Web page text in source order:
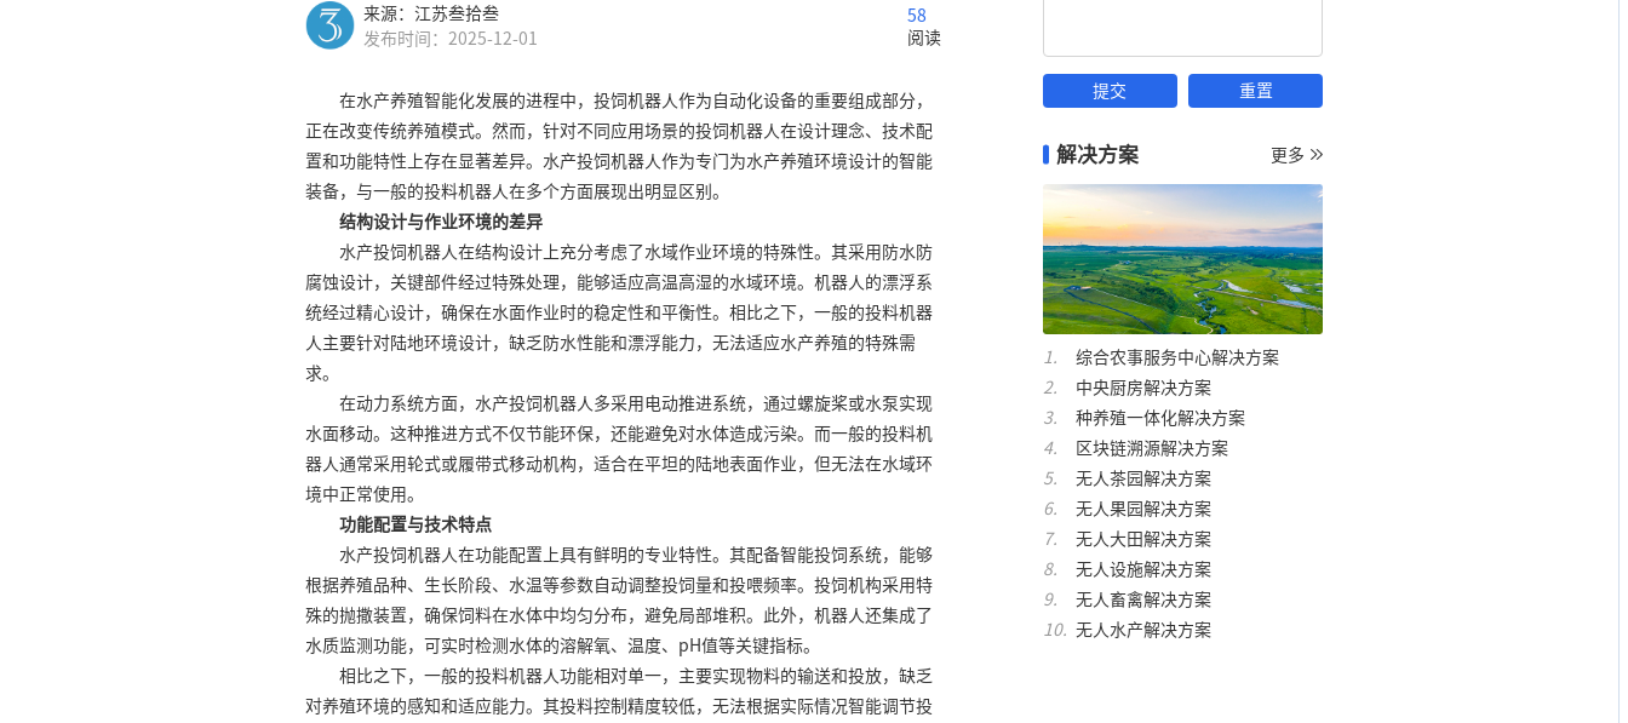
来源：江苏叁拾叁
发布时间：2025-12-01
58
阅读
在水产养殖智能化发展的进程中，投饲机器人作为自动化设备的重要组成部分，
正在改变传统养殖模式。然而，针对不同应用场景的投饲机器人在设计理念、技术配
置和功能特性上存在显著差异。水产投饲机器人作为专门为水产养殖环境设计的智能
装备，与一般的投料机器人在多个方面展现出明显区别。
结构设计与作业环境的差异
水产投饲机器人在结构设计上充分考虑了水域作业环境的特殊性。其采用防水防
腐蚀设计，关键部件经过特殊处理，能够适应高温高湿的水域环境。机器人的漂浮系
统经过精心设计，确保在水面作业时的稳定性和平衡性。相比之下，一般的投料机器
人主要针对陆地环境设计，缺乏防水性能和漂浮能力，无法适应水产养殖的特殊需
求。
在动力系统方面，水产投饲机器人多采用电动推进系统，通过螺旋桨或水泵实现
水面移动。这种推进方式不仅节能环保，还能避免对水体造成污染。而一般的投料机
器人通常采用轮式或履带式移动机构，适合在平坦的陆地表面作业，但无法在水域环
境中正常使用。
功能配置与技术特点
水产投饲机器人在功能配置上具有鲜明的专业特性。其配备智能投饲系统，能够
根据养殖品种、生长阶段、水温等参数自动调整投饲量和投喂频率。投饲机构采用特
殊的抛撒装置，确保饲料在水体中均匀分布，避免局部堆积。此外，机器人还集成了
水质监测功能，可实时检测水体的溶解氧、温度、pH值等关键指标。
相比之下，一般的投料机器人功能相对单一，主要实现物料的输送和投放，缺乏
对养殖环境的感知和适应能力。其投料控制精度较低，无法根据实际情况智能调节投
解决方案 更多
综合农事服务中心解决方案
中央厨房解决方案
种养殖一体化解决方案
区块链溯源解决方案
无人茶园解决方案
无人果园解决方案
无人大田解决方案
无人设施解决方案
无人畜禽解决方案
无人水产解决方案